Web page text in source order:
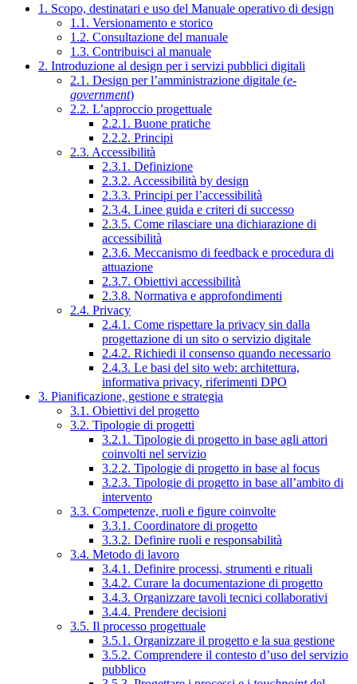
1. Scopo, destinatari e uso del Manuale operativo di design
1.1. Versionamento e storico
1.2. Consultazione del manuale
1.3. Contribuisci al manuale
2. Introduzione al design per i servizi pubblici digitali
2.1. Design per l’amministrazione digitale (e-
government)
2.2. L’approccio progettuale
2.2.1. Buone pratiche
2.2.2. Principi
2.3. Accessibilità
2.3.1. Definizione
2.3.2. Accessibilità by design
2.3.3. Principi per l’accessibilità
2.3.4. Linee guida e criteri di successo
2.3.5. Come rilasciare una dichiarazione di
accessibilità
2.3.6. Meccanismo di feedback e procedura di
attuazione
2.3.7. Obiettivi accessibilità
2.3.8. Normativa e approfondimenti
2.4. Privacy
2.4.1. Come rispettare la privacy sin dalla
progettazione di un sito o servizio digitale
2.4.2. Richiedi il consenso quando necessario
2.4.3. Le basi del sito web: architettura,
informativa privacy, riferimenti DPO
3. Pianificazione, gestione e strategia
3.1. Obiettivi del progetto
3.2. Tipologie di progetti
3.2.1. Tipologie di progetto in base agli attori
coinvolti nel servizio
3.2.2. Tipologie di progetto in base al focus
3.2.3. Tipologie di progetto in base all’ambito di
intervento
3.3. Competenze, ruoli e figure coinvolte
3.3.1. Coordinatore di progetto
3.3.2. Definire ruoli e responsabilità
3.4. Metodo di lavoro
3.4.1. Definire processi, strumenti e rituali
3.4.2. Curare la documentazione di progetto
3.4.3. Organizzare tavoli tecnici collaborativi
3.4.4. Prendere decisioni
3.5. Il processo progettuale
3.5.1. Organizzare il progetto e la sua gestione
3.5.2. Comprendere il contesto d’uso del servizio
pubblico